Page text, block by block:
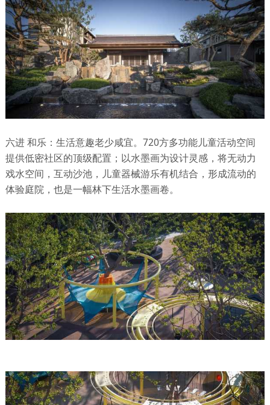
六进 和乐：生活意趣老少咸宜。720方多功能儿童活动空间
提供低密社区的顶级配置；以水墨画为设计灵感，将无动力
戏水空间，互动沙池，儿童器械游乐有机结合，形成流动的
体验庭院，也是一幅林下生活水墨画卷。